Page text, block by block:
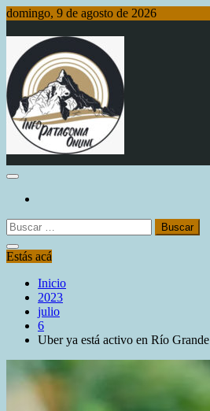
Saltar
contenido
domingo, 9 de agosto de 2026
Info Patagonia Online
Buscar:
Estás acá
Inicio
2023
julio
6
Uber ya está activo en Río Grande